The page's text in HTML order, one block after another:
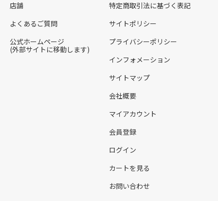
店舗
よくあるご質問
公式ホームページ
(外部サイトに移動します)
特定商取引法に基づく表記
サイトポリシー
プライバシーポリシー
インフォメーション
サイトマップ
会社概要
マイアカウント
会員登録
ログイン
カートを見る
お問い合わせ